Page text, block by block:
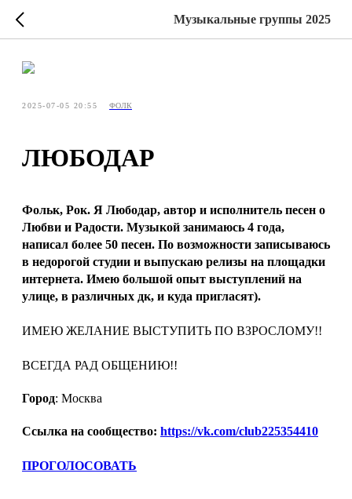
Музыкальные группы 2025
2025-07-05 20:55 ФОЛК
ЛЮБОДАР
Фольк, Рок. Я Любодар, автор и исполнитель песен о
Любви и Радости. Музыкой занимаюсь 4 года,
написал более 50 песен. По возможности записываюсь
в недорогой студии и выпускаю релизы на площадки
интернета. Имею большой опыт выступлений на
улице, в различных дк, и куда пригласят).
ИМЕЮ ЖЕЛАНИЕ ВЫСТУПИТЬ ПО ВЗРОСЛОМУ!!
ВСЕГДА РАД ОБЩЕНИЮ!!
Город: Москва
Ссылка на сообщество: https://vk.com/club225354410
ПРОГОЛОСОВАТЬ